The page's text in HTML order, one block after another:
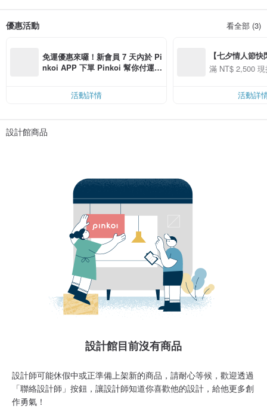
優惠活動 看全部 (3)
免運優惠來囉！新會員 7 天內於 Pi
nkoi APP 下單 Pinkoi 幫你付運
活動詳情
【七夕情人節
用 APP 購買任
00 現折 NT$100
滿 NT$ 2,500
活動詳
設計館商品
設計館目前沒有商品
設計師可能休假中或正準備上架新的商品，請耐心等候，歡迎透過
「聯絡設計師」按鈕，讓設計師知道你喜歡他的設計，給他更多創
作勇氣！